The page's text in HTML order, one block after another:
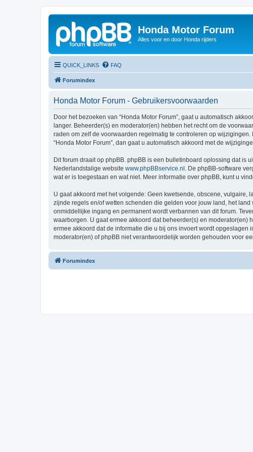
Honda Motor Forum
Alles voor en door Honda rijders
QUICK_LINKS FAQ
Forumindex
Honda Motor Forum - Gebruikersvoorwaarden
Door het bezoeken van “Honda Motor Forum”, gaat u automatisch
langer. Beheerder(s) en moderator(en) hebben het recht om de
raden om zelf de voorwaarden regelmatig te controleren op
“Honda Motor Forum”, dan gaat u automatisch akkoord met de
Dit forum draait op phpBB. phpBB is een bulletinboard oplossing dat is
Nederlandstalige website www.phpBBservice.nl . De phpBB-software
wat er is toegestaan en wat niet. Meer informatie over phpBB, kunt u
U gaat akkoord met het volgende: Geen kwetsende, obscene,
zijnde regels en/of wetten schenden die gelden voor jouw land, het
onmiddellijke ingang en permanent wordt verbannen van dit forum.
waarborgen. U gaat ermee akkoord dat beheerder(s) en
ermee akkoord dat de informatie die u bij ons invoert wordt
moderator(en) of phpBB niet verantwoordelijk worden gehouden voor
Forumindex